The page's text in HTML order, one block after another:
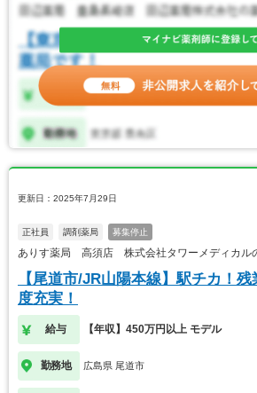
更新日：2025年7月29日
正社員 調剤薬局 募集停止
ありす薬局 高須店 株式会社タワーメディカル
【尾道市/JR山陽本線】駅チカ！
度充実！
給与 【年収】450万円以上 モデル
勤務地 広島県 尾道市